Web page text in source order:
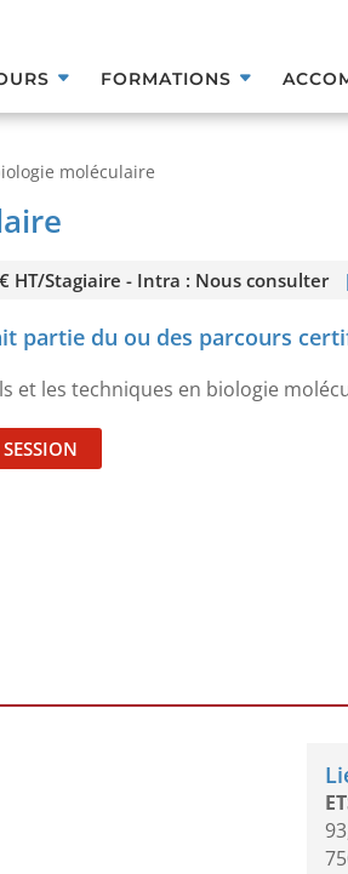
FORMATIONS
moléculaire
HT/Stagiaire - Intra : Nous consulter |
partie du ou des parcours
et les techniques en biologie